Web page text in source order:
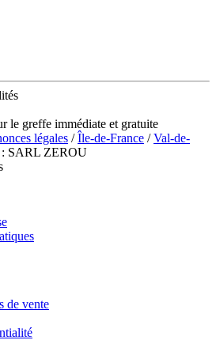
le greffe immédiate et gratuite
légales /Île-de-France /Val-de-
: SARL ZEROU
de vente